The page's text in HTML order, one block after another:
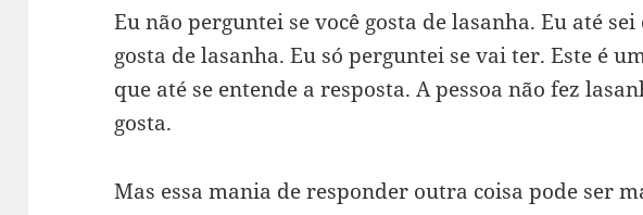
Eu não perguntei se você gosta de lasanha. Eu até sei
gosta de lasanha. Eu só perguntei se vai ter. Este é
que até se entende a resposta. A pessoa não fez
gosta.
Mas essa mania de responder outra coisa pode ser